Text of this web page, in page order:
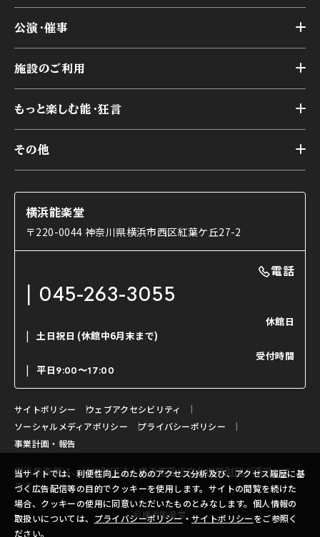
当サイトでは、利便性向上のためのアクセス分析及び、アクセス履歴に基
づく広告配信等の目的でクッキーを使用します。サイトの閲覧を続けた
場合、クッキーの使用に同意いただいたものとみなします。個人情報の
取扱いについては、 プライバシーポリシー・サイトポリシーをご参照く
ださい。
横浜能楽堂が取り組んだ事業
能舞台の歴史と特徴
様々なお客様に向けて
本舞台座席
交通アクセス
公演・催事
アーカイブ
施設のご利用
第二舞台
研修室
楽屋
ご利用の流れ
利用料金表
もっと楽しむ能・狂言
能舞台と演じ手
使用する道具
能・狂言の曲目説明
日本の古典芸能
その他
コラム
OTABISHO
チケット購入方法
ご寄附について
よくいただくご質問
お問い合わせ
横浜能楽堂
〒220-0044 神奈川県横浜市西区紅葉ケ丘27-2
電話
045-263-3055
休館日
土日祝日 (休館中6月末まで)
受付時間
平日9:00〜17:00
サイトポリシー
ウェブアクセシビリティ
ソーシャルメディアポリシー
プライバシーポリシー
事業計画・報告
横浜能楽堂は、公益財団法人横浜市芸術文化振興財団が運営してい
ます。
©横浜能楽堂